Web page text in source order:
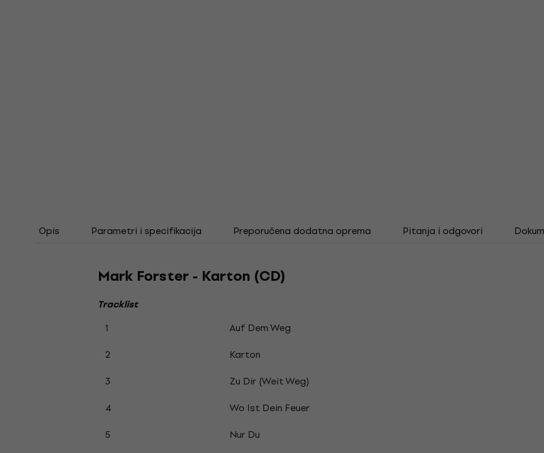
Opis Parametri i specifikacija Preporučena dodatna oprema Pitanja i odgovori
Mark Forster - Karton (CD)
Tracklist
1
Auf Dem Weg
2
Karton
3
Zu Dir (Weit Weg)
4
Wo Ist Dein Feuer
5
Nur Du